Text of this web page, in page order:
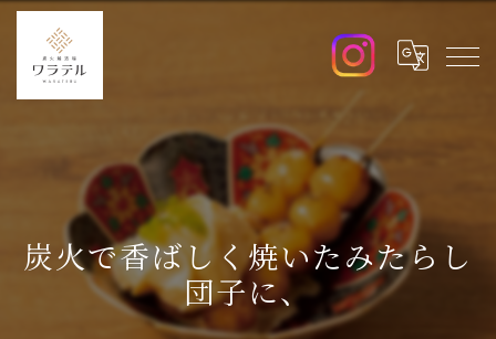
炭火で香ばしく焼いたみたらし
団子に、